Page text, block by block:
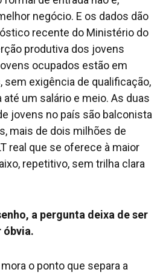
negócio. E os dados dão
recente do Ministério do
produtiva dos jovens
ocupados estão em
exigência de qualificação,
até um salário e meio. As duas
jovens no país são balconista
mais de dois milhões de
real que se oferece à maior
repetitivo, sem trilha clara
a pergunta deixa de ser
óbvia.
o ponto que separa a